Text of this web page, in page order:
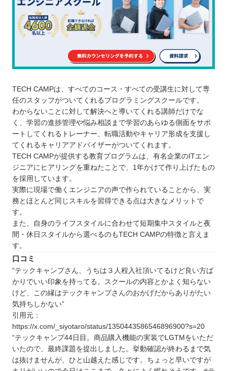
TECH CAMPは、すべてのコース・すべての受講生に対して専
任のスタッフがついてくれるプログラミングスクールです。
わからないことに対して解決へと導いてくれる講師だけでな
く、学習の進捗管理や悩み相談まで学習のあらゆる側面をサポ
ートしてくれるトレーナー、転職活動やキャリア形成を支援し
てくれるキャリアアドバイザーがついてくれます。
TECH CAMPが提供する教育プログラムは、有名企業のITエン
ジニアにヒアリングを重ねたことで、1年かけて作り上げたもの
を採用しています。
実際に現場で働くエンジニアの声で作られていることから、実
務とほとんど同じスキルを習得できる点は大きなメリットで
す。
また、自身のライフスタイルに合わせて短期集中スタイルと夜
間・休日スタイルから選べるのもTECH CAMPの特徴と言えま
す。
口コミ
“テックキャンプさん、うちは３人程入社頂いてるけど良い方ば
かりでいい印象を持ってる。スクールの内容とかよく知らない
けど、この縁はテックキャンプさんのおかげだからありがたい
気持ちしかない”
引用元：
https://x.com/_siyotaro/status/1350443586546896900?s=20
“テックキャンプ44日目。商品購入機能の実装でLGTMをいただ
いたので、最終課題を提出しました。挙動確認が終わるまで気
は抜けませんが、ひと山越えた感じです。ちょっと早いですが